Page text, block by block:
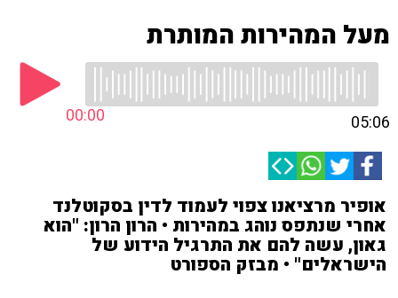
מעל המהירות המותרת
00:00 05:06
אופיר מרציאנו צפוי לעמוד לדין בסקוטלנד
אחרי שנתפס נוהג במהירות • הרון הרון: "הוא
גאון, עשה להם את התרגיל הידוע של
הישראלים" • מבזק הספורט